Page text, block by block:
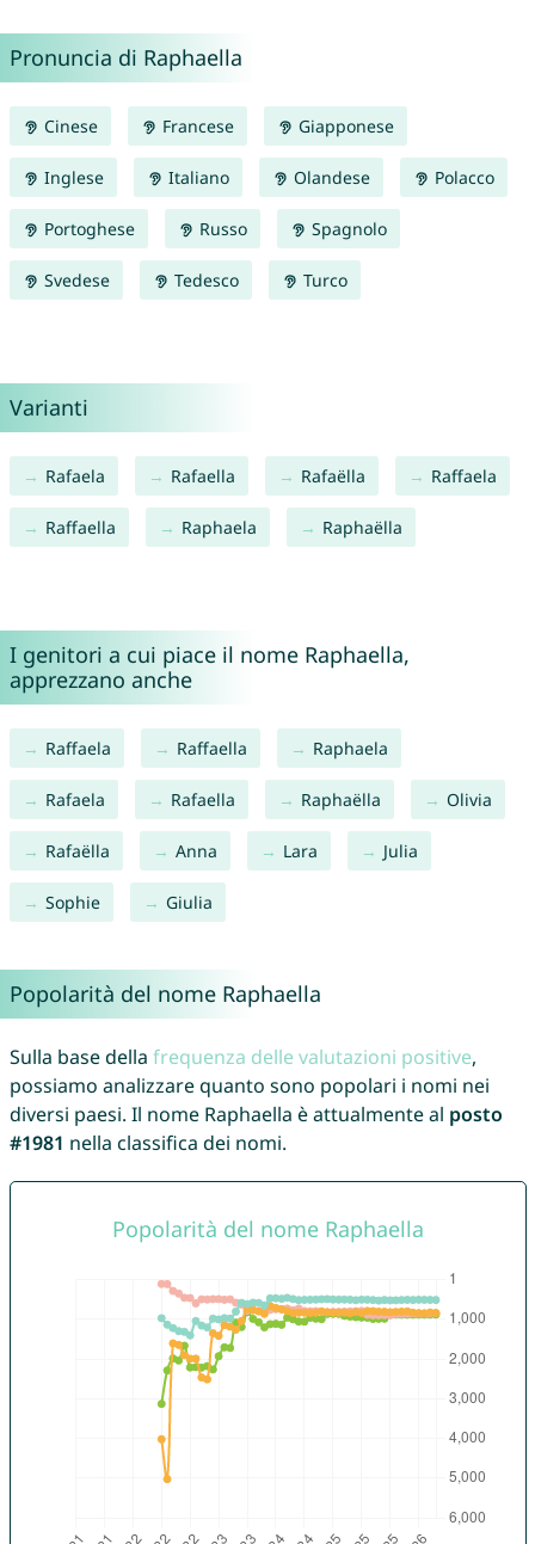
Pronuncia di Raphaella
Cinese Francese Giapponese
Inglese Italiano Olandese Polacco
Portoghese Russo Spagnolo
Svedese Tedesco Turco
Varianti
Rafaela Rafaella Rafaëlla Raffaela
Raffaella Raphaela Raphaëlla
I genitori a cui piace il nome Raphaella,
apprezzano anche
Raffaela Raffaella Raphaela
Rafaela Rafaella Raphaëlla Olivia
Rafaëlla Anna Lara Julia
Sophie Giulia
Popolarità del nome Raphaella
Sulla base della frequenza delle valutazioni positive,
possiamo analizzare quanto sono popolari i nomi nei
diversi paesi. Il nome Raphaella è attualmente al posto
#1981 nella classifica dei nomi.